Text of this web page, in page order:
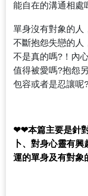
能自在的溝通相處
單身沒有對象的人
不斷抱怨失戀的人
不是真的嗎?！內
值得被愛嗎?抱怨
包容或者是忍讓呢
❤❤本篇主要是針
卜、對身心靈有
運的單身及有對